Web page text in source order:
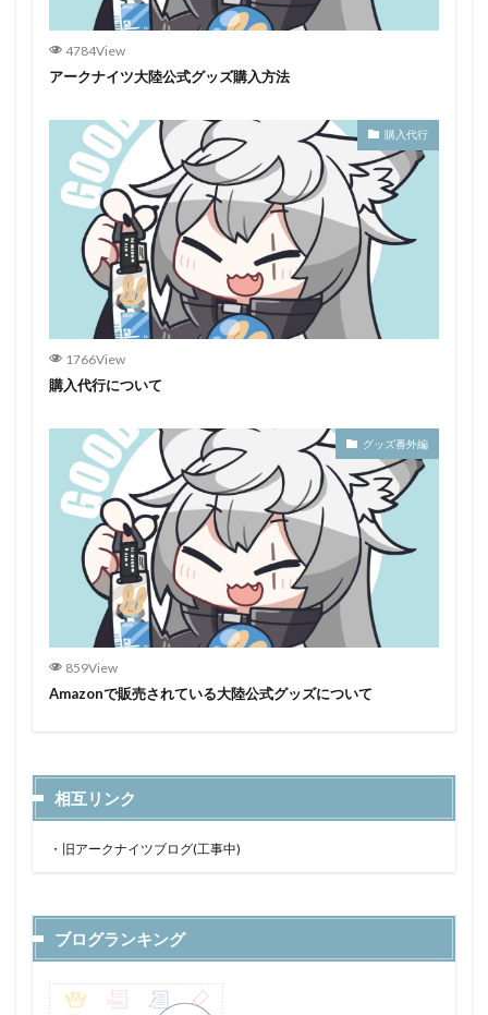
4784View
アークナイツ大陸公式グッズ購入方法
購入代行
1766View
購入代行について
グッズ番外編
859View
Amazonで販売されている大陸公式グッズについて
相互リンク
・ 旧アークナイツブログ(工事中)
ブログランキング